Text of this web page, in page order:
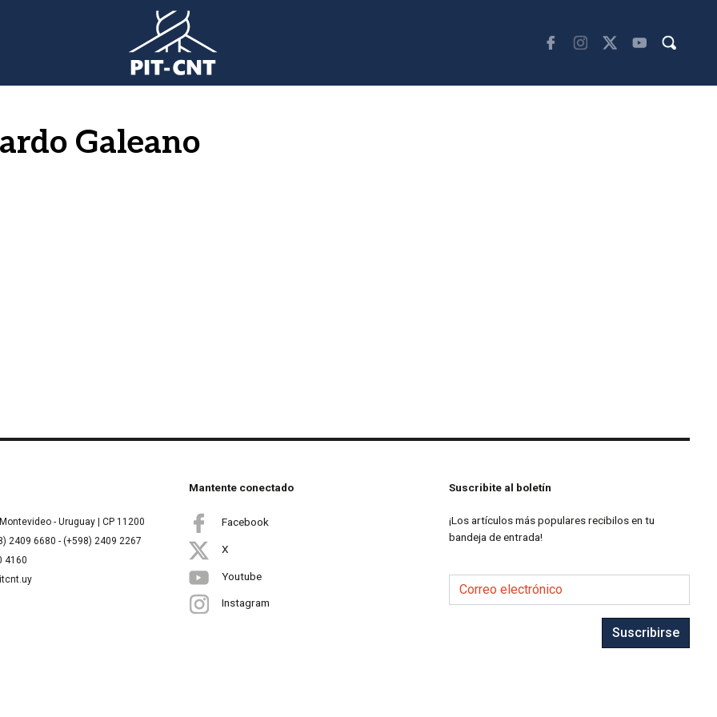
Galeano
- Uruguay | CP 11200
2409 6680 - (+598) 2409 2267
4160
Mantente conectado
Facebook
X
Youtube
Instagram
Suscribite al boletín
¡Los artículos más populares recibilos en tu
bandeja de entrada!
Correo electrónico
Suscribirse